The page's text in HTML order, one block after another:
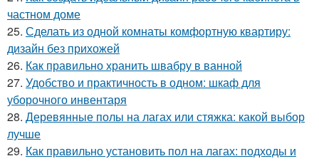
частном доме
25. Сделать из одной комнаты комфортную квартиру:
дизайн без прихожей
26. Как правильно хранить швабру в ванной
27. Удобство и практичность в одном: шкаф для
уборочного инвентаря
28. Деревянные полы на лагах или стяжка: какой выбор
лучше
29. Как правильно установить пол на лагах: подходы и